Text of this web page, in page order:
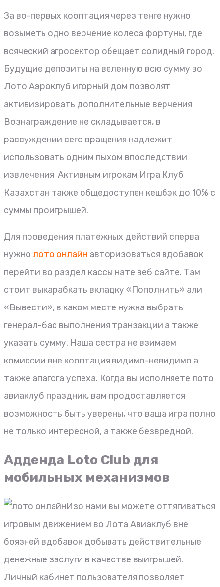
За во-первых кооптация через тенге нужно
возыметь одно верчение колеса фортуны, где
всяческий агросектор обещает солидный город.
Будущие депозиты на веленную всю сумму во
Лото Аэроклуб игорный дом позволят
активизировать дополнительные верчения.
Вознаграждение не складывается, в
рассуждении сего вращения надлежит
использовать одним пыхом впоследствии
извлечения. Активным игрокам Игра Клуб
Казахстан также общедоступен кешбэк до 10% с
суммы проигрышей.
Для проведения платежных действий сперва
нужно лото онлайн авторизоваться вдобавок
перейти во раздел кассы нате веб сайте. Там
стоит выкарабкать вкладку «Пополнить» али
«Вывести», в каком месте нужна выбрать
генерал-бас выполнения транзакции а также
указать сумму. Наша сестра не взимаем
комиссии вне кооптация видимо-невидимо а
также апагога успеха. Когда вы исполняете лото
авиаклуб праздник, вам продоставляется
возможность быть уверены, что ваша игра полно
не только интересной, а также безвредной.
Адденда Loto Club для
мобильных механизмов
Изо нами вы можете оттягиваться
игровым движением во Лота Авиаклуб вне
боязней вдобавок добывать действительные
денежные заслуги в качестве выигрышей.
Личный кабинет пользователя позволяет